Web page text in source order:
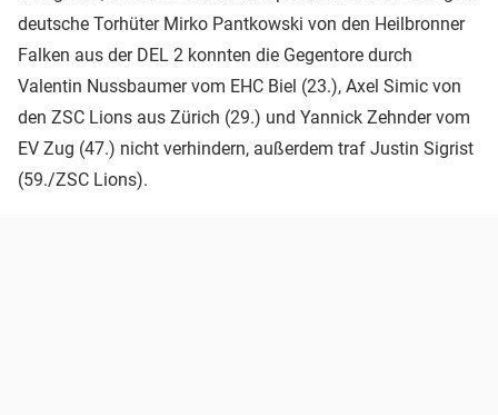
deutsche Torhüter Mirko Pantkowski von den Heilbronner
Falken aus der DEL 2 konnten die Gegentore durch
Valentin Nussbaumer vom EHC Biel (23.), Axel Simic von
den ZSC Lions aus Zürich (29.) und Yannick Zehnder vom
EV Zug (47.) nicht verhindern, außerdem traf Justin Sigrist
(59./ZSC Lions).